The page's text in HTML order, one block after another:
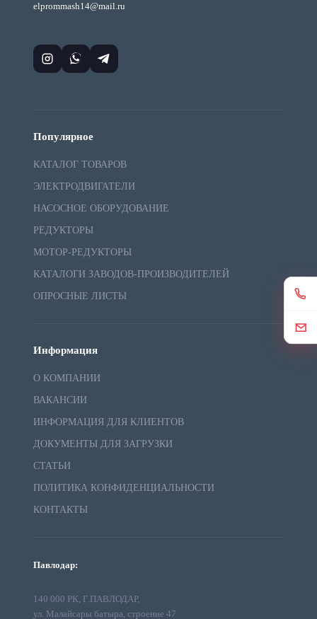
elprommash14@mail.ru
Популярное
КАТАЛОГ ТОВАРОВ
ЭЛЕКТРОДВИГАТЕЛИ
НАСОСНОЕ ОБОРУДОВАНИЕ
РЕДУКТОРЫ
МОТОР-РЕДУКТОРЫ
КАТАЛОГИ ЗАВОДОВ-ПРОИЗВОДИТЕЛЕЙ
ОПРОСНЫЕ ЛИСТЫ
Информация
О КОМПАНИИ
ВАКАНСИИ
ИНФОРМАЦИЯ ДЛЯ КЛИЕНТОВ
ДОКУМЕНТЫ ДЛЯ ЗАГРУЗКИ
СТАТЬИ
ПОЛИТИКА КОНФИДЕНЦИАЛЬНОСТИ
КОНТАКТЫ
Павлодар:
140 000 РК, Г.ПАВЛОДАР,
ул. Малайсары батыра, строение 47